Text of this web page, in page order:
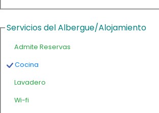
Servicios del Albergue/Alojamiento
Admite Reservas
Cocina
Lavadero
Wi-fi